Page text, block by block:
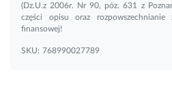
(Dz.U.z 2006r. Nr 90, póz. 631 z
części opisu oraz
finansowej!
SKU: 768990027789